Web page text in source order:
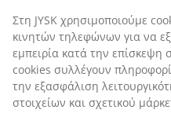
Σημάνσεις
Χαρακτηριστικά
Εξατομικεύουμε την
Στη JYSK χρησιμοποιούμε
κινητών τηλεφώνων για να
εμπειρία κατά την επίσκεψη
cookies συλλέγουν